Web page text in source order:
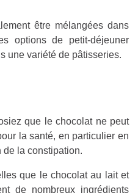
être mélangées dans
options de petit-déjeuner
une variété de pâtisseries.
que le chocolat ne peut
la santé, en particulier en
la constipation.
que le chocolat au lait et
de nombreux ingrédients